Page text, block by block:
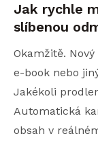
Jak rychle
slíbenou
Okamžitě.
e-book nebo
Jakékoli
Automatická
obsah v